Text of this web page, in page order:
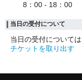
8：00 - 18：00
当日の受付について
当日の受付については
チケットを取り出す